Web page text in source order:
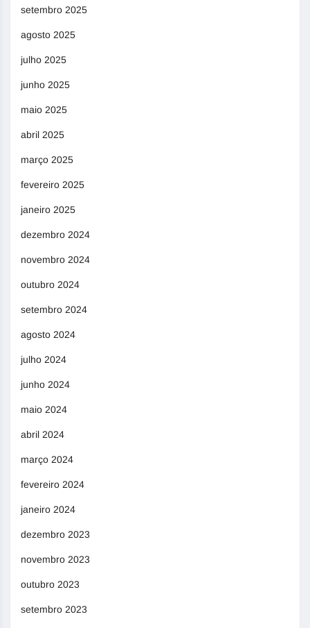
setembro 2025
agosto 2025
julho 2025
junho 2025
maio 2025
abril 2025
março 2025
fevereiro 2025
janeiro 2025
dezembro 2024
novembro 2024
outubro 2024
setembro 2024
agosto 2024
julho 2024
junho 2024
maio 2024
abril 2024
março 2024
fevereiro 2024
janeiro 2024
dezembro 2023
novembro 2023
outubro 2023
setembro 2023